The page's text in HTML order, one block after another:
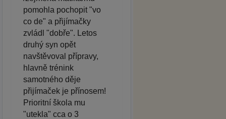
pomohla pochopit "vo
co de" a přijímačky
zvládl "dobře". Letos
druhý syn opět
navštěvoval přípravy,
hlavně trénink
samotného děje
přijímaček je přínosem!
Prioritní škola mu
"utekla" cca o 3